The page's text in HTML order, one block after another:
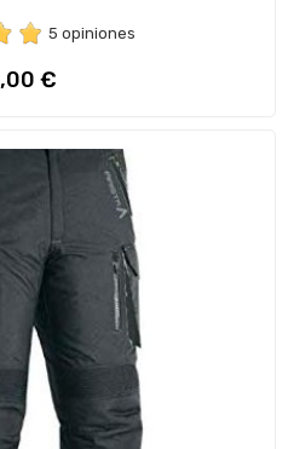
5 opiniones
€